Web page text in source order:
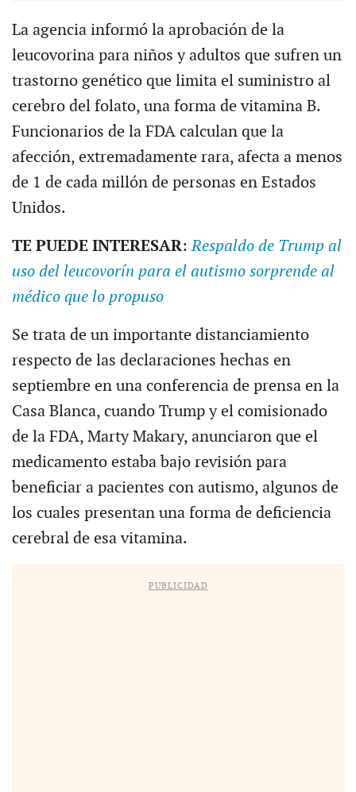
La agencia informó la aprobación de la
leucovorina para niños y adultos que sufren un
trastorno genético que limita el suministro al
cerebro del folato, una forma de vitamina B.
Funcionarios de la FDA calculan que la
afección, extremadamente rara, afecta a menos
de 1 de cada millón de personas en Estados
Unidos.
TE PUEDE INTERESAR:Respaldo de Trump al
uso del leucovorín para el autismo sorprende al
médico que lo propuso
Se trata de un importante distanciamiento
respecto de las declaraciones hechas en
septiembre en una conferencia de prensa en la
Casa Blanca, cuando Trump y el comisionado
de la FDA, Marty Makary, anunciaron que el
medicamento estaba bajo revisión para
beneficiar a pacientes con autismo, algunos de
los cuales presentan una forma de deficiencia
cerebral de esa vitamina.
PUBLICIDAD